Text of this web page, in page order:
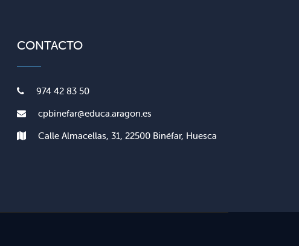
CONTACTO
974 42 83 50
cpbinefar@educa.aragon.es
Calle Almacellas, 31, 22500 Binéfar, Huesca